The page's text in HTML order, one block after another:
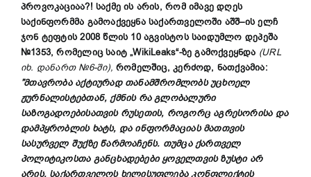
პროვოკაციაა?! საქმე ის არის, რომ იმავე დღეს
საქინფორმმა გამოაქვეყნა საქართველოში აშშ–ის ელჩ
ჯონ ტეფტის2008წლის10აგვისტოს საიდუმლო დეპეშა
№1353,რომელიც საიტ „WikiLeaks“-ზე გამოქვეყნდა (URL
იხ. დანართ№6-ში), რომელშიც,კერძოდ, ნათქვამია:
”მთავრობა აქტიურად თანამშრომლობს უცხოელ
ჟურნალისტებთან,ქმნის რა გლობალური
საზოგადოებისათვის რუსეთის, როგორც აგრესორისა და
დამპყრობლის ხატს, და ინფორმაციას მათთვის
სასურველ შუქზე წარმოაჩენს. თუმცა ქართველ
პოლიტიკოსთა განცხადებები ყოველთვის ზუსტი არ
არის. საქართველოს ხელისუფლება კონფლიქტის